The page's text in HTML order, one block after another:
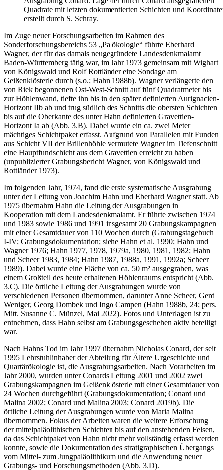
Quadrate mit letzten dokumentierten Schichten und
erstellt durch S. Schray.
Im Zuge neuer Forschungsarbeiten im Rahmen des
Sonderforschungsbereichs 53 „Palökologie“ führte Eberhard
Wagner, der für das damals neugegründete Landesdenkmalamt
Baden-Württemberg tätig war, im Jahr 1973 gemeinsam mit Wighart
von Königswald und Rolf Rottländer eine Sondage am
Geißenklösterle durch (s.o.; Hahn 1988b). Wagner verlängerte den
von Riek begonnenen Ost-West-Schnitt auf fünf Quadratmeter bis
zur Höhlenwand, tiefte ihn bis in den später definierten Aurignacien-
Horizont IIb ab und trug südlich des Schnitts die obersten Schichten
bis auf die Oberkante des unter Hahn definierten Gravettien-
Horizont Ia ab (Abb. 3.B). Dabei wurde ein ca. zwei Meter
mächtiges Schichtpaket erfasst. Aufgrund von Parallelen mit Funden
aus Schicht VII der Brillenhöhle vermutete Wagner im Tiefenschnitt
eine Hauptfundschicht aus dem Gravettien erreicht zu haben
(unpublizierter Grabungsbericht Wagner, von Königswald und
Rottländer 1973).
Im folgenden Jahr, 1974, fand die erste systematische Ausgrabung
unter der Leitung von Joachim Hahn und Eberhard Wagner statt. Ab
1975 übernahm Hahn die Leitung der Ausgrabungen in
Kooperation mit dem Landesdenkmalamt. Er führte zwischen 1974
und 1983 sowie 1986 und 1991 insgesamt 20 Grabungskampagnen
mit einer Gesamtdauer von 110 Wochen durch (Grabungstagebuch
I-IV; Grabungsdokumentation; siehe Hahn et al. 1990; Hahn und
Wagner 1976; Hahn 1977, 1978, 1979a, 1980, 1981, 1982; Hahn
und Scheer 1983, 1984; Hahn 1987, 1988a, 1991, 1992a; Scheer
1989). Dabei wurde eine Fläche von ca. 50 m² ausgegraben, was
einem Großteil des heute erhaltenen Höhlenraums entspricht (Abb.
3.C). Die örtliche Leitung der Ausgrabungen wurde von
verschiedenen Personen übernommen, darunter Anne Scheer, Gerd
Weniger, Georg Dombek und Ingo Campen (Hahn 1988b, 24; pers.
Mitt. Susanne C. Münzel, Mai 2022). Fotos und Unterlagen ist zu
entnehmen, dass Hahn selbst am Grabungsgeschehen aktiv beteiligt
war.
Nach Hahns Tod im Jahr 1997 übernahm Nicholas Conard, der seit
1995 Lehrstuhlinhaber der Abteilung für Ältere Urgeschichte und
Quartärökologie ist, die Ausgrabungsarbeiten. Nach Vorarbeiten im
Jahr 2000, wurden unter Conards Leitung 2001 und 2002 zwei
Grabungskampagnen im Geißenklösterle mit einer Gesamtdauer von
24 Wochen durchgeführt (Grabungsdokumentation; Conard und
Malina 2002; Conard und Malina 2003; Conard 2019b). Die
örtliche Leitung der Ausgrabungen wurde von Maria Malina
übernommen. Fokus der Arbeiten waren die weitere Erforschung
der mittelpaläolithischen Schichten bis auf den anstehenden Felsen,
da das Schichtpaket von Hahn nicht mehr vollständig erfasst werden
konnte, sowie die Dokumentation des stratigraphischen Übergangs
vom Mittel- zum Jungpaläolithikum und die Anwendung neuer
Grabungs- und Forschungsmethoden (Abb. 3.D).